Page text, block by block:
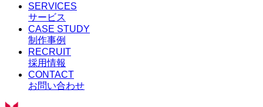
SERVICES
サービス
CASE STUDY
制作事例
RECRUIT
採用情報
CONTACT
お問い合わせ